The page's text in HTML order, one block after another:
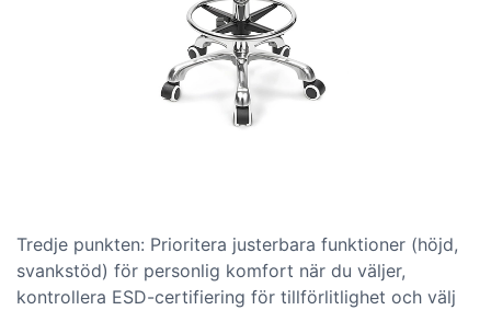
Tredje punkten: Prioritera justerbara funktioner (höjd,
svankstöd) för personlig komfort när du väljer,
kontrollera ESD-certifiering för tillförlitlighet och välj